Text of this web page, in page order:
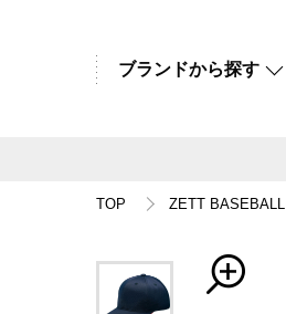
ブランドから探す
TOP ZETT BASEBALL